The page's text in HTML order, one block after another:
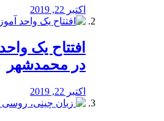
اکتبر 22, 2019
افتتاح یک
در محمدشهر
اکتبر 22, 2019